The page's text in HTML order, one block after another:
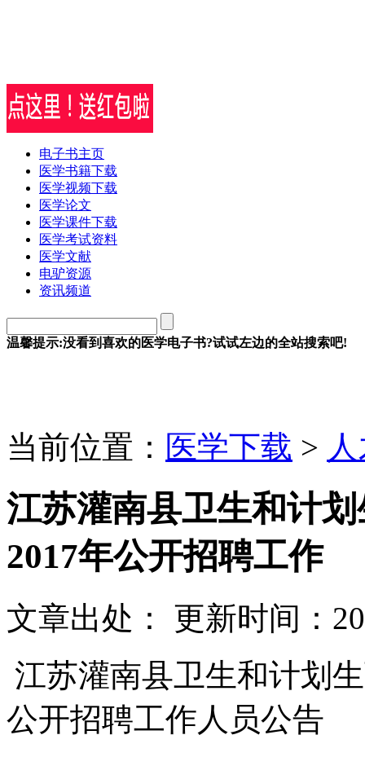
电子书主页
医学书籍下载
医学视频下载
医学论文
医学课件下载
医学考试资料
医学文献
电驴资源
资讯频道
温馨提示:没看到喜欢的医学电子书?试试左边的全站搜索吧!
当前位置： 医学下载 >
江苏灌南县卫生和计
2017年公开招聘工作
文章出处： 更新时间：
江苏灌南县卫生和计划
公开招聘工作人员公告